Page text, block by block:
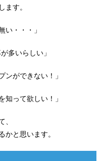
ます。
・・・」
多いらしい」
ができない！」
って欲しい！」
、
かと思います。